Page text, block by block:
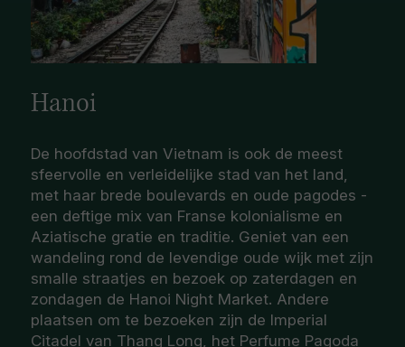
Hanoi
De hoofdstad van Vietnam is ook de meest
sfeervolle en verleidelijke stad van het land,
met haar brede boulevards en oude pagodes -
een deftige mix van Franse kolonialisme en
Aziatische gratie en traditie. Geniet van een
wandeling rond de levendige oude wijk met zijn
smalle straatjes en bezoek op zaterdagen en
zondagen de Hanoi Night Market. Andere
plaatsen om te bezoeken zijn de Imperial
Citadel van Thang Long, het Perfume Pagoda